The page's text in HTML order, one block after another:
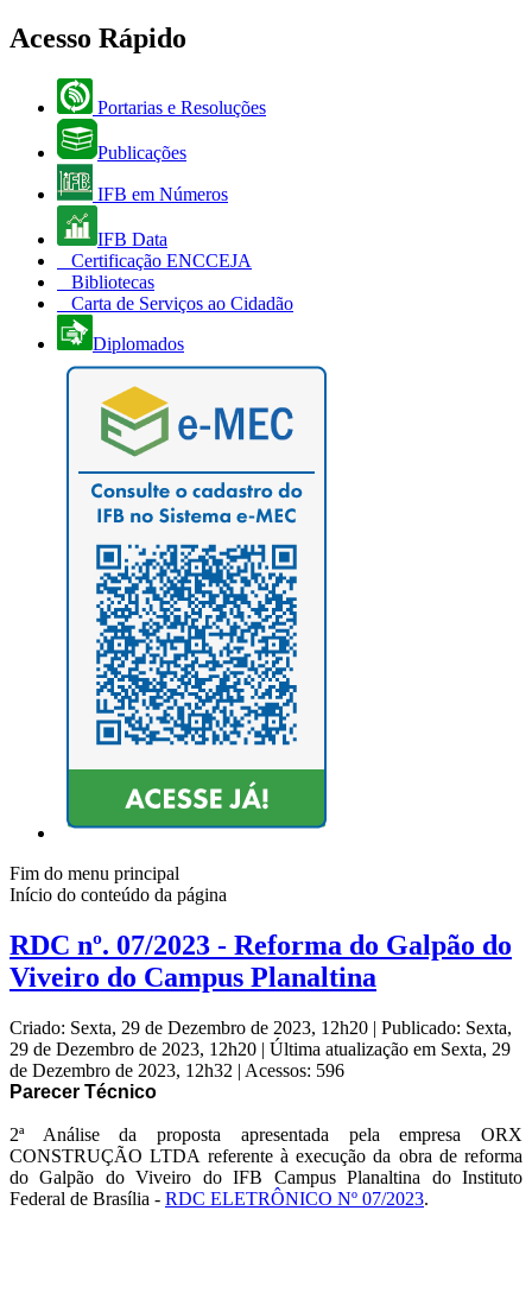
Acesso Rápido
Portarias e Resoluções
Publicações
IFB em Números
IFB Data
Certificação ENCCEJA
Bibliotecas
Carta de Serviços ao Cidadão
Diplomados
Fim do menu principal
Início do conteúdo da página
RDC nº. 07/2023 - Reforma do Galpão do
Viveiro do Campus Planaltina
Criado: Sexta, 29 de Dezembro de 2023, 12h20 | Publicado: Sexta,
29 de Dezembro de 2023, 12h20 | Última atualização em Sexta, 29
de Dezembro de 2023, 12h32 | Acessos: 596
Parecer Técnico
2ª Análise da proposta apresentada pela empresa ORX
CONSTRUÇÃO LTDA referente à execução da obra de reforma
do Galpão do Viveiro do IFB Campus Planaltina do Instituto
Federal de Brasília - RDC ELETRÔNICO Nº 07/2023.